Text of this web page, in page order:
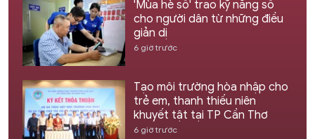
'Mùa hè số' trao kỹ năng số
cho người dân từ những điều
giản dị
6 giờ trước
Tạo môi trường hòa nhập cho
trẻ em, thanh thiếu niên
khuyết tật tại TP Cần Thơ
6 giờ trước